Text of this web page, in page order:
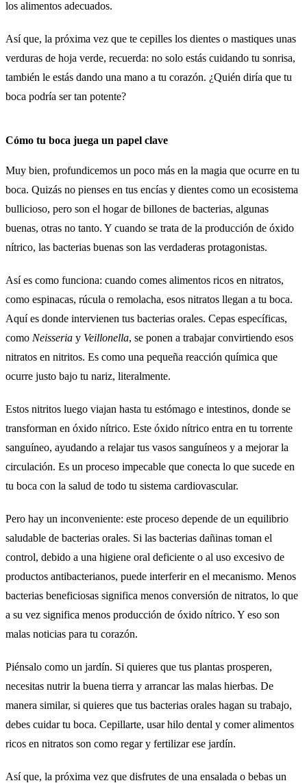
los alimentos adecuados.
Así que, la próxima vez que te cepilles los dientes o mastiques unas
verduras de hoja verde, recuerda: no solo estás cuidando tu sonrisa,
también le estás dando una mano a tu corazón. ¿Quién diría que tu
boca podría ser tan potente?
Cómo tu boca juega un papel clave
Muy bien, profundicemos un poco más en la magia que ocurre en tu
boca. Quizás no pienses en tus encías y dientes como un ecosistema
bullicioso, pero son el hogar de billones de bacterias, algunas
buenas, otras no tanto. Y cuando se trata de la producción de óxido
nítrico, las bacterias buenas son las verdaderas protagonistas.
Así es como funciona: cuando comes alimentos ricos en nitratos,
como espinacas, rúcula o remolacha, esos nitratos llegan a tu boca.
Aquí es donde intervienen tus bacterias orales. Cepas específicas,
como Neisseria y Veillonella, se ponen a trabajar convirtiendo esos
nitratos en nitritos. Es como una pequeña reacción química que
ocurre justo bajo tu nariz, literalmente.
Estos nitritos luego viajan hasta tu estómago e intestinos, donde se
transforman en óxido nítrico. Este óxido nítrico entra en tu torrente
sanguíneo, ayudando a relajar tus vasos sanguíneos y a mejorar la
circulación. Es un proceso impecable que conecta lo que sucede en
tu boca con la salud de todo tu sistema cardiovascular.
Pero hay un inconveniente: este proceso depende de un equilibrio
saludable de bacterias orales. Si las bacterias dañinas toman el
control, debido a una higiene oral deficiente o al uso excesivo de
productos antibacterianos, puede interferir en el mecanismo. Menos
bacterias beneficiosas significa menos conversión de nitratos, lo que
a su vez significa menos producción de óxido nítrico. Y eso son
malas noticias para tu corazón.
Piénsalo como un jardín. Si quieres que tus plantas prosperen,
necesitas nutrir la buena tierra y arrancar las malas hierbas. De
manera similar, si quieres que tus bacterias orales hagan su trabajo,
debes cuidar tu boca. Cepillarte, usar hilo dental y comer alimentos
ricos en nitratos son como regar y fertilizar ese jardín.
Así que, la próxima vez que disfrutes de una ensalada o bebas un